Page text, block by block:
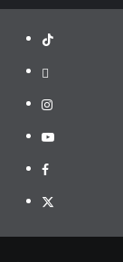
TikTok
threads
Instagram
Youtube
Facebook
X